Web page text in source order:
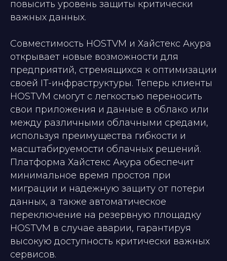
повысить уровень защиты критически
важных данных.
Совместимость HOSTVM и Хайстекс Акура
открывает новые возможности для
предприятий, стремящихся к оптимизации
своей IT-инфраструктуры. Теперь клиенты
HOSTVM смогут с легкостью переносить
свои приложения и данные в облако или
между различными облачными средами,
используя преимущества гибкости и
масштабируемости облачных решений.
Платформа Хайстекс Акура обеспечит
минимальное время простоя при
миграции и надежную защиту от потери
данных, а также автоматическое
переключение на резервную площадку
HOSTVM в случае аварии, гарантируя
высокую доступность критически важных
сервисов.